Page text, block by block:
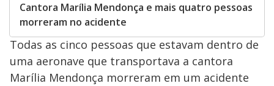
Cantora Marília Mendonça e mais quatro pessoas
morreram no acidente
Todas as cinco pessoas que estavam dentro de
uma aeronave que transportava a cantora
Marília Mendonça morreram em um acidente